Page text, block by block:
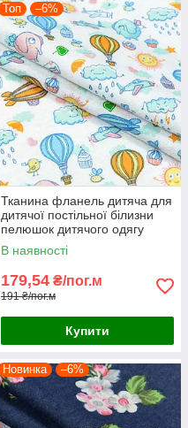
Топ –6%
Тканина фланель дитяча для
дитячої постільної білизни
пелюшок дитячого одягу
слоники повітряні кулі
В наявності
179,54 ₴/пог.м
191 ₴/пог.м
Купити
Новинка –6%